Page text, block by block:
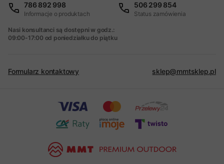
786 892 998
Informacje o produktach
506 299 854
Status zamówienia
Nasi konsultanci są dostępni w godz.:
09:00-17:00 od poniedziałku do piątku
Formularz kontaktowy sklep@mmtsklep.pl